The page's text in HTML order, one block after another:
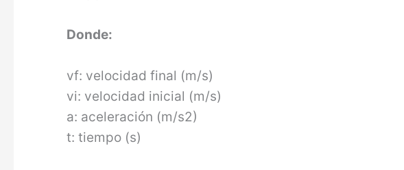
Donde:
vf: velocidad final (m/s)
vi: velocidad inicial (m/s)
a: aceleración (m/s2)
t: tiempo (s)